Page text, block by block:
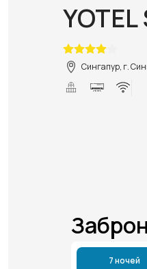
Сингапур, г.
7 ночей